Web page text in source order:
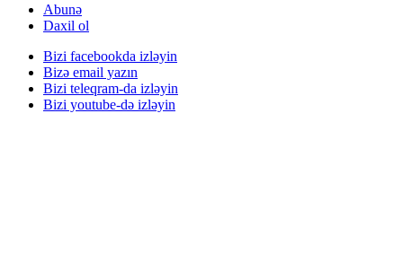
Abunə
Daxil ol
Bizi facebookda izləyin
Bizə email yazın
Bizi teleqram-da izləyin
Bizi youtube-də izləyin